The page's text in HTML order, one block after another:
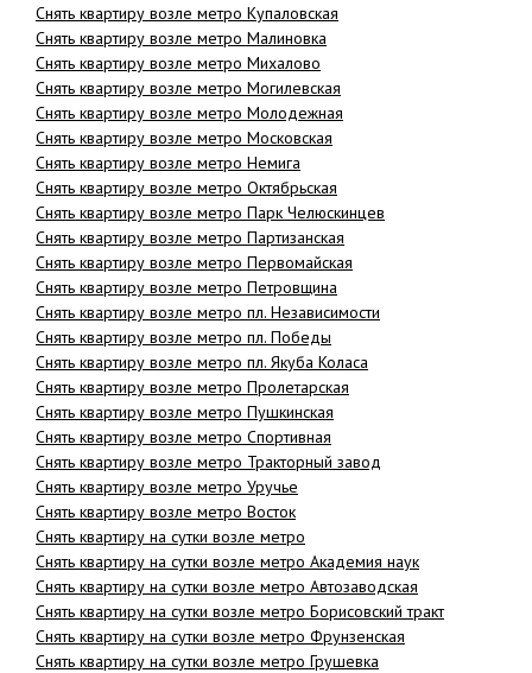
Снять квартиру возле метро Купаловская
Снять квартиру возле метро Малиновка
Снять квартиру возле метро Михалово
Снять квартиру возле метро Могилевская
Снять квартиру возле метро Молодежная
Снять квартиру возле метро Московская
Снять квартиру возле метро Немига
Снять квартиру возле метро Октябрьская
Снять квартиру возле метро Парк Челюскинцев
Снять квартиру возле метро Партизанская
Снять квартиру возле метро Первомайская
Снять квартиру возле метро Петровщина
Снять квартиру возле метро пл. Независимости
Снять квартиру возле метро пл. Победы
Снять квартиру возле метро пл. Якуба Коласа
Снять квартиру возле метро Пролетарская
Снять квартиру возле метро Пушкинская
Снять квартиру возле метро Спортивная
Снять квартиру возле метро Тракторный завод
Снять квартиру возле метро Уручье
Снять квартиру возле метро Восток
Снять квартиру на сутки возле метро
Снять квартиру на сутки возле метро Академия наук
Снять квартиру на сутки возле метро Автозаводская
Снять квартиру на сутки возле метро Борисовский тракт
Снять квартиру на сутки возле метро Фрунзенская
Снять квартиру на сутки возле метро Грушевка